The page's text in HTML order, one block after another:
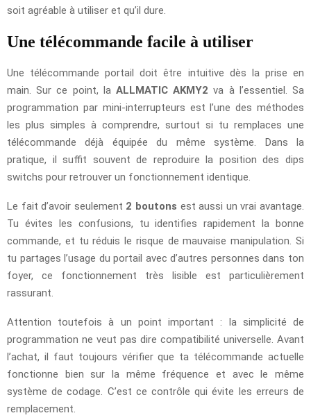
soit agréable à utiliser et qu’il dure.
Une télécommande facile à utiliser
Une télécommande portail doit être intuitive dès la prise en
main. Sur ce point, la ALLMATIC AKMY2 va à l’essentiel. Sa
programmation par mini-interrupteurs est l’une des méthodes
les plus simples à comprendre, surtout si tu remplaces une
télécommande déjà équipée du même système. Dans la
pratique, il suffit souvent de reproduire la position des dips
switchs pour retrouver un fonctionnement identique.
Le fait d’avoir seulement 2 boutons est aussi un vrai avantage.
Tu évites les confusions, tu identifies rapidement la bonne
commande, et tu réduis le risque de mauvaise manipulation. Si
tu partages l’usage du portail avec d’autres personnes dans ton
foyer, ce fonctionnement très lisible est particulièrement
rassurant.
Attention toutefois à un point important : la simplicité de
programmation ne veut pas dire compatibilité universelle. Avant
l’achat, il faut toujours vérifier que ta télécommande actuelle
fonctionne bien sur la même fréquence et avec le même
système de codage. C’est ce contrôle qui évite les erreurs de
remplacement.